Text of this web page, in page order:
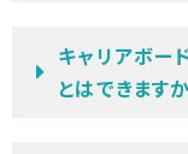
キャリアボー
とはできます